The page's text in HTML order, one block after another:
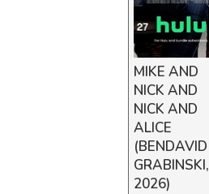
MIKE AND
NICK AND
NICK AND
ALICE
(BENDAVID
GRABINSKI,
2026)